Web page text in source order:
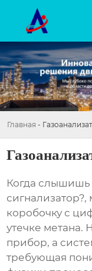
Главная -
Когда слышишь
коробочку с
утечке метана.
прибор, а
требующая